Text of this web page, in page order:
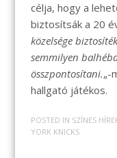
célja, hogy a
biztosítsák a 20
közelsége
semmilyen
összpontosítani.„-
hallgató játékos.
POSTED IN SZÍNES
YORK KNICKS